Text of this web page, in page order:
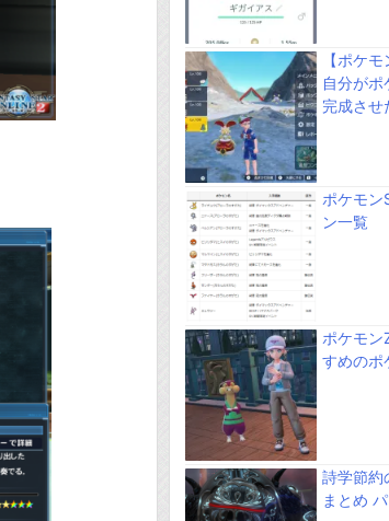
【ポケ
自分がポ
完成させ
ポケモン
ン一覧
ポケモン
すめのポ
詩学節約
まとめ